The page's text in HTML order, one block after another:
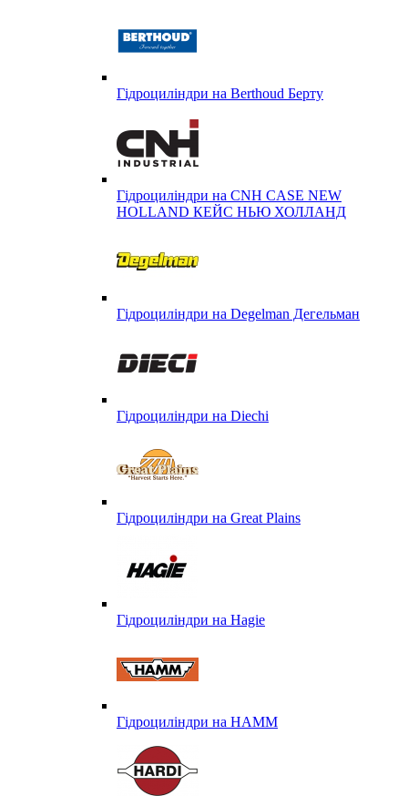
Гідроциліндри на Berthoud Берту
Гідроциліндри на CNH CASE NEW
HOLLAND КЕЙС НЬЮ ХОЛЛАНД
Гідроциліндри на Degelman Дегельман
Гідроциліндри на Diechi
Гідроциліндри на Great Plains
Гідроциліндри на Hagie
Гідроциліндри на HAMM